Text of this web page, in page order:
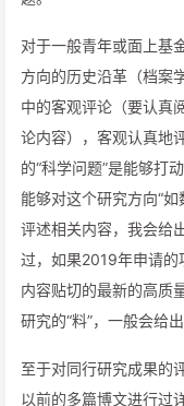
对于一般青年或面上基
方向的历史沿革（档案
中的客观评论（要认真
论内容），客观认真地
的“科学问题”是能够打
能够对这个研究方向“
评述相关内容，我会给
过，如果2019年申请的
内容贴切的最新的高质
研究的“料”，一般会给
至于对同行研究成果的
以前的多篇博文进行过